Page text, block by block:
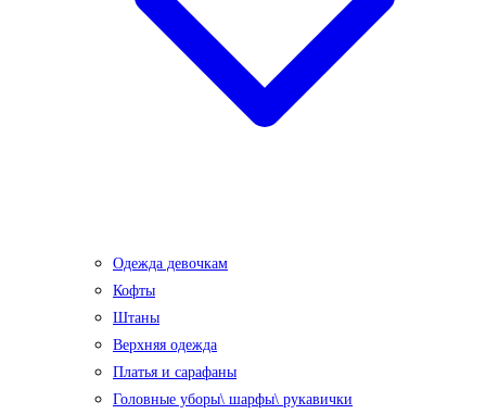
Одежда девочкам
Кофты
Штаны
Верхняя одежда
Платья и сарафаны
Головные уборы\ шарфы\ рукавички